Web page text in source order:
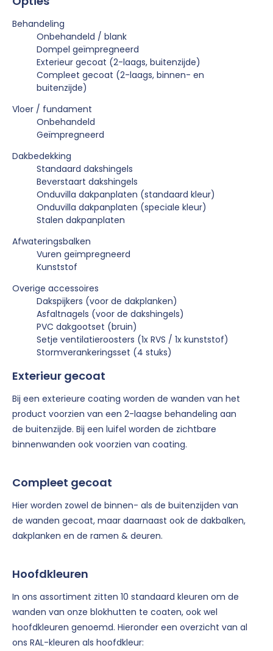
Behandeling
Onbehandeld / blank
Dompel geïmpregneerd
Exterieur gecoat (2-laags, buitenzijde)
Compleet gecoat (2-laags, binnen- en
buitenzijde)
Vloer / fundament
Onbehandeld
Geïmpregneerd
Dakbedekking
Standaard dakshingels
Beverstaart dakshingels
Onduvilla dakpanplaten (standaard kleur)
Onduvilla dakpanplaten (speciale kleur)
Stalen dakpanplaten
Afwateringsbalken
Vuren geïmpregneerd
Kunststof
Overige accessoires
Dakspijkers (voor de dakplanken)
Asfaltnagels (voor de dakshingels)
PVC dakgootset (bruin)
Setje ventilatieroosters (1x RVS / 1x kunststof)
Stormverankeringsset (4 stuks)
Exterieur gecoat
Bij een exterieure coating worden de wanden van het
product voorzien van een 2-laagse behandeling aan
de buitenzijde. Bij een luifel worden de zichtbare
binnenwanden ook voorzien van coating.
Compleet gecoat
Hier worden zowel de binnen- als de buitenzijden van
de wanden gecoat, maar daarnaast ook de dakbalken,
dakplanken en de ramen & deuren.
Hoofdkleuren
In ons assortiment zitten 10 standaard kleuren om de
wanden van onze blokhutten te coaten, ook wel
hoofdkleuren genoemd. Hieronder een overzicht van al
ons RAL-kleuren als hoofdkleur: